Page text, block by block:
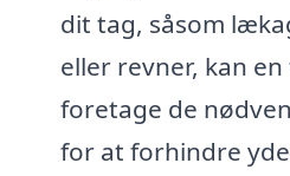
dit tag, såsom
eller revner, kan
foretage de
for at forhindre